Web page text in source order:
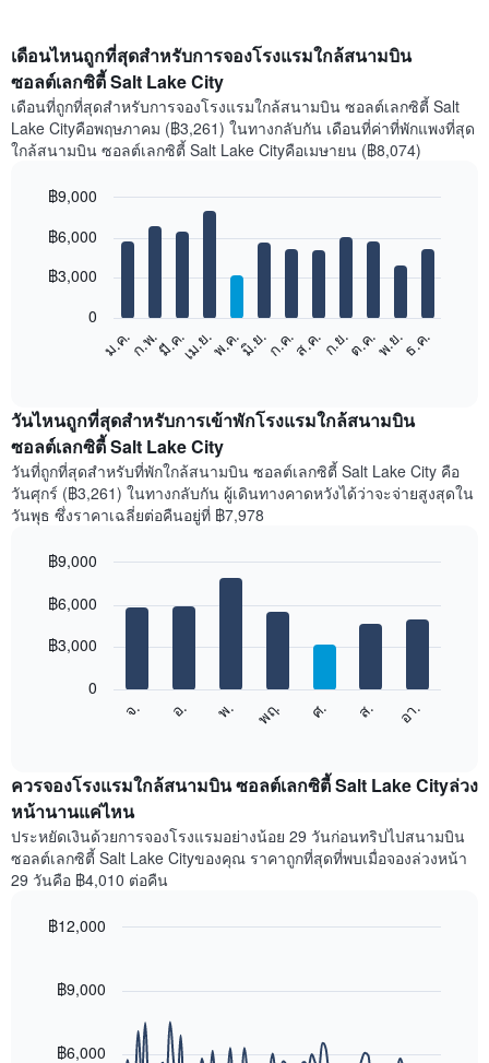
เดือนไหนถูกที่สุดสำหรับการจองโรงแรมใกล้สนามบิน
ซอลต์เลกซิตี้ Salt Lake City
เดือนที่ถูกที่สุดสำหรับการจองโรงแรมใกล้สนามบิน ซอลต์เลกซิตี้ Salt
Lake Cityคือพฤษภาคม (฿3,261) ในทางกลับกัน เดือนที่ค่าที่พักแพงที่สุด
ใกล้สนามบิน ซอลต์เลกซิตี้ Salt Lake Cityคือเมษายน (฿8,074)
chart
12
bars.
แสดง
ราคา
เฉลี่ย
ของ
ห้อง
พัก
แต่ละ
แผนภูมิ
แกน
มี
แกน
Y
1
แกน
ดง
ราคา
ห้อง
graphic.
ม.ค.ก.พ.มี.ค.เม.ย.พ.ค.มิ.ย.ก.ค.ส.ค.ก.ย.ต.ค.พ.ย.ธ.ค.
0
฿3,000
฿6,000
฿9,000
วันไหนถูกที่สุดสำหรับการเข้าพักโรงแรมใกล้สนามบิน
ซอลต์เลกซิตี้ Salt Lake City
วันที่ถูกที่สุดสำหรับที่พักใกล้สนามบิน ซอลต์เลกซิตี้ Salt Lake City คือ
วันศุกร์ (฿3,261) ในทางกลับกัน ผู้เดินทางคาดหวังได้ว่าจะจ่ายสูงสุดใน
วันพุธ ซึ่งราคาเฉลี่ยต่อคืนอยู่ที่ ฿7,978
chart
bars.
แผนภูมิ
แสดง
เฉลี่ย
ของ
ห้อง
พัก
แต่ละ
สัปดาห์
แกน
graphic.
จ. อ. พ. พฤ. ศ. ส. อา.
0
฿3,000
฿6,000
฿9,000
ควรจองโรงแรมใกล้สนามบิน ซอลต์เลกซิตี้ Salt Lake Cityล่วง
หน้านานแค่ไหน
ประหยัดเงินด้วยการจองโรงแรมอย่างน้อย 29 วันก่อนทริปไปสนามบิน
ซอลต์เลกซิตี้ Salt Lake Cityของคุณ ราคาถูกที่สุดที่พบเมื่อจองล่วงหน้า
29 วันคือ ฿4,010 ต่อคืน
with
฿6,000
฿9,000
฿12,000